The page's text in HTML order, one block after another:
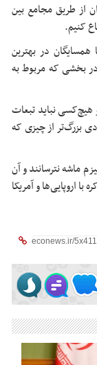
از طریق مجامع بین
کنیم.
همسایگان در بهترین
بخشی که مربوط به
نباید تبعات
بزرگ‌تر از چیزی که
ماشه نترسانند و آن
اروپایی‌ها و آمریکا